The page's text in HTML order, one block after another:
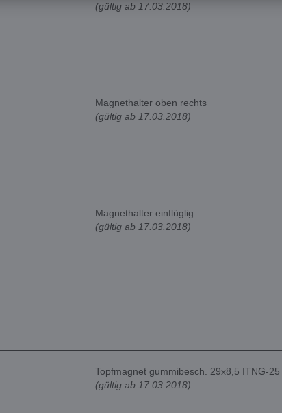
(gültig ab 17.03.2018)
Magnethalter oben rechts
(gültig ab 17.03.2018)
Magnethalter einflüglig
(gültig ab 17.03.2018)
Topfmagnet gummibesch. 29x8,5 ITNG-25
(gültig ab 17.03.2018)